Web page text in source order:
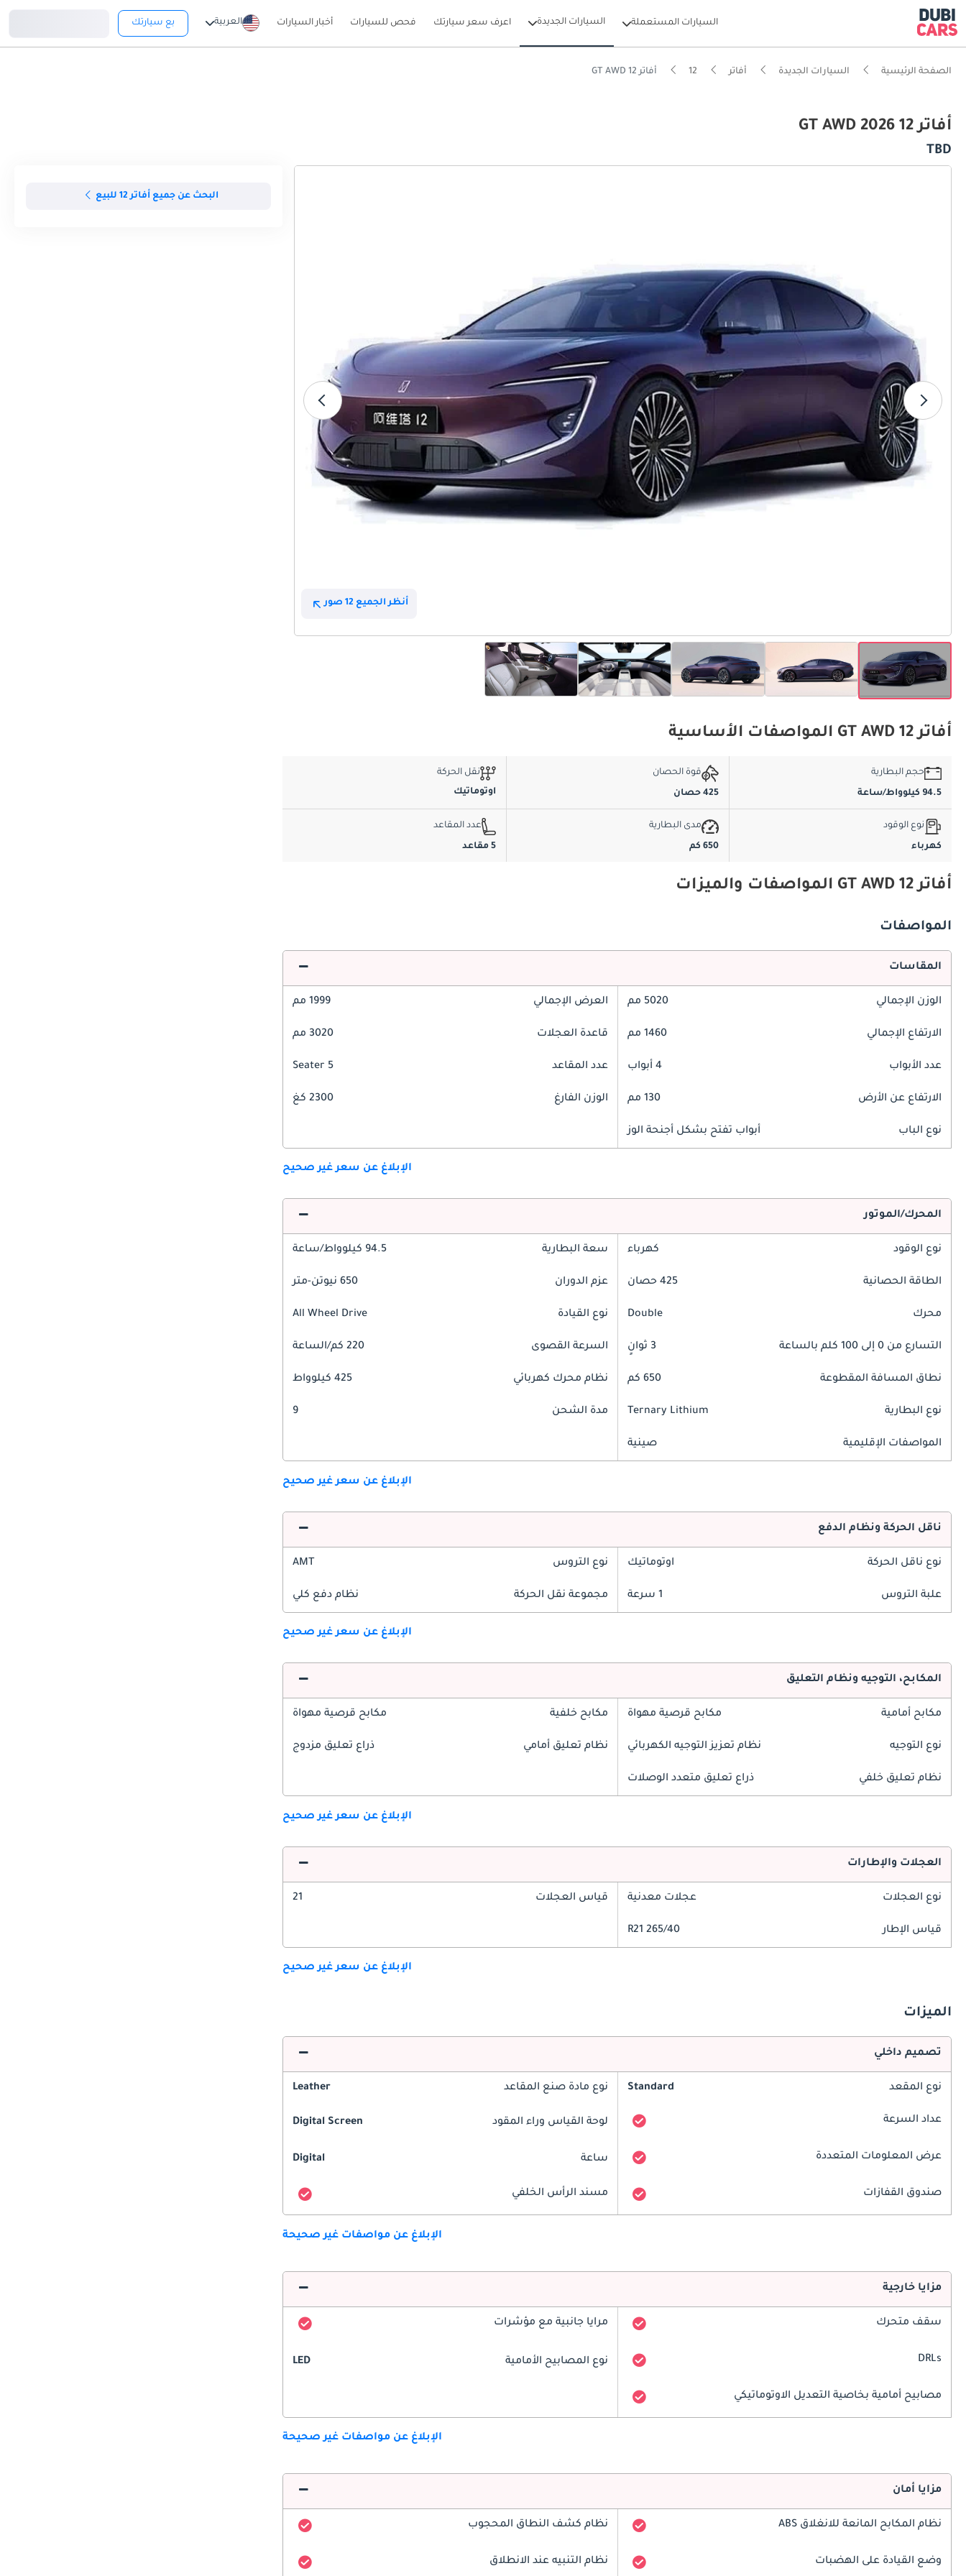
السيارات المستعملة السيارات الجديدة اعرف سعر سيارتك فحص للسيارات أخبار السيارات العربية بع سيارتك
الصفحة الرئيسية السيارات الجديدة أفاتر 12 أفاتر 12 GT AWD
أفاتر 12 GT AWD 2026
TBD
أنظر الجميع 12 صور
البحث عن جميع أفاتر 12 للبيع
أفاتر 12 GT AWD المواصفات الأساسية
حجم البطارية
94.5 كيلوواط/ساعة
قوة الحصان
425 حصان
نقل الحركة
اوتوماتيك
نوع الوقود
كهرباء
مدى البطارية
650 كم
عدد المقاعد
5 مقاعد
أفاتر 12 GT AWD المواصفات والميزات
المواصفات
المقاسات
الوزن الإجمالي 5020 مم العرض الإجمالي 1999 مم
الارتفاع الإجمالي 1460 مم قاعدة العجلات 3020 مم
عدد الأبواب 4 أبواب عدد المقاعد 5 Seater
الارتفاع عن الأرض 130 مم الوزن الفارغ 2300 كغ
نوع الباب أبواب تفتح بشكل أجنحة الوز
الإبلاغ عن سعر غير صحيح
المحرك/الموتور
نوع الوقود كهرباء سعة البطارية 94.5 كيلوواط/ساعة
الطاقة الحصانية 425 حصان عزم الدوران 650 نيوتن-متر
محرك Double نوع القيادة All Wheel Drive
التسارع من 0 إلى 100 كلم بالساعة 3 ثوانٍ السرعة القصوى 220 كم/الساعة
نطاق المسافة المقطوعة 650 كم نظام محرك كهربائي 425 كيلوواط
نوع البطارية Ternary Lithium مدة الشحن 9
المواصفات الإقليمية صينية
الإبلاغ عن سعر غير صحيح
ناقل الحركة ونظام الدفع
نوع ناقل الحركة اوتوماتيك نوع التروس AMT
علبة التروس 1 سرعة مجموعة نقل الحركة نظام دفع كلي
الإبلاغ عن سعر غير صحيح
المكابح، التوجيه ونظام التعليق
مكابح أمامية مكابح قرصية مهواة مكابح خلفية مكابح قرصية مهواة
نوع التوجيه نظام تعزيز التوجيه الكهربائي نظام تعليق أمامي ذراع تعليق مزدوج
نظام تعليق خلفي ذراع تعليق متعدد الوصلات
الإبلاغ عن سعر غير صحيح
العجلات والإطارات
نوع العجلات عجلات معدنية قياس العجلات 21
قياس الإطار 265/40 R21
الإبلاغ عن سعر غير صحيح
الميزات
تصميم داخلي
نوع المقعد Standard نوع مادة صنع المقاعد Leather
عداد السرعة لوحة القياس وراء المقود Digital Screen
عرض المعلومات المتعددة ساعة Digital
صندوق القفازات مسند الرأس الخلفي
الإبلاغ عن مواصفات غير صحيحة
مزايا خارجية
سقف متحرك مرايا جانبية مع مؤشرات
DRLs نوع المصابيح الأمامية LED
مصابيح أمامية بخاصية التعديل الاوتوماتيكي
الإبلاغ عن مواصفات غير صحيحة
مزايا أمان
نظام المكابح المانعة للانغلاق ABS نظام كشف النطاق المحجوب
وضع القيادة على الهضبات نظام التنبيه عند الانطلاق